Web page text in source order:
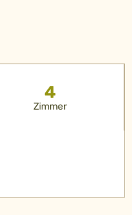
4
Zimmer